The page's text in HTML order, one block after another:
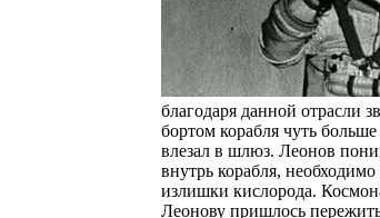
благодаря данной отрасли
бортом корабля чуть
влезал в шлюз. Леонов
внутрь корабля,
излишки кислорода.
Леонову пришлось